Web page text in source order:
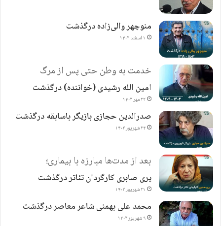
منوچهر والی‌زاده درگذشت
۱ اسفند ۱۴۰۳
خدمت به وطن حتی پس از مرگ
امین الله رشیدی (خواننده) درگذشت
۲۲ مهر ۱۴۰۳
صدرالدین حجازی بازیگر باسابقه درگذشت
۲۴ شهریور ۱۴۰۳
بعد از مدت‌ها مبارزه با بیماری؛
پری صابری کارگردان تئاتر درگذشت
۲۱ شهریور ۱۴۰۳
محمد علی بهمنی شاعر معاصر درگذشت
۹ شهریور ۱۴۰۳